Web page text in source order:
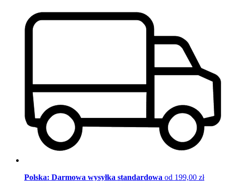
Polska: Darmowa wysyłka standardowa od 199,00 zł